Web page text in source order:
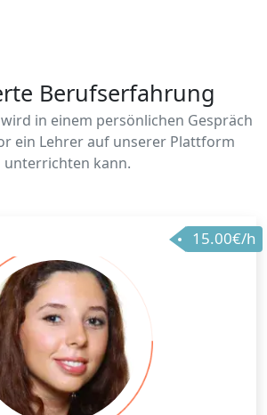
Berufserfahrung
in einem persönlichen Gespräch
ein Lehrer auf unserer Plattform
unterrichten kann.
15.00€/h